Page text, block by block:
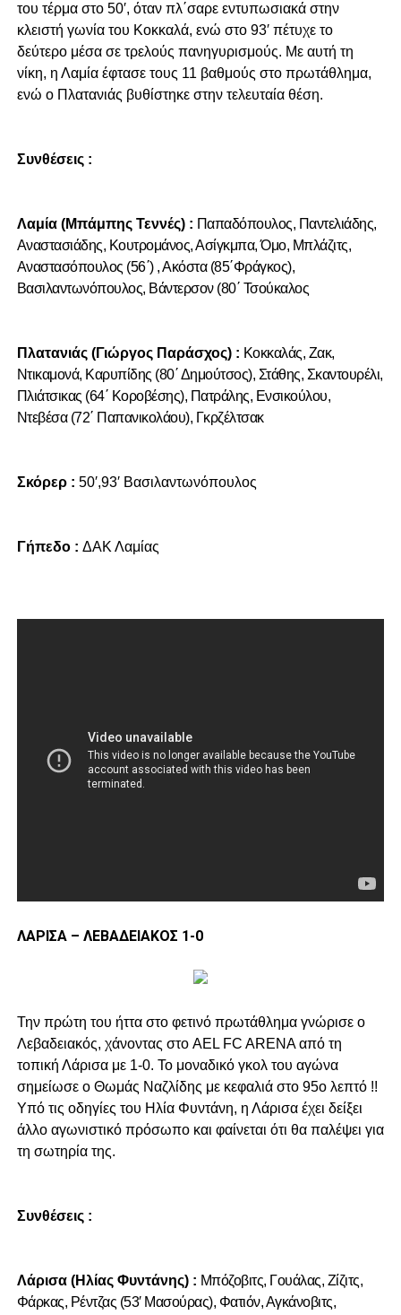
του τέρμα στο 50′, όταν πλ΄σαρε εντυπωσιακά στην
κλειστή γωνία του Κοκκαλά, ενώ στο 93′ πέτυχε το
δεύτερο μέσα σε τρελούς πανηγυρισμούς. Με αυτή τη
νίκη, η Λαμία έφτασε τους 11 βαθμούς στο πρωτάθλημα,
ενώ ο Πλατανιάς βυθίστηκε στην τελευταία θέση.
Συνθέσεις :
Λαμία (Μπάμπης Τεννές) : Παπαδόπουλος, Παντελιάδης,
Αναστασιάδης, Κουτρομάνος, Ασίγκμπα, Όμο, Μπλάζιτς,
Αναστασόπουλος (56΄) , Ακόστα (85΄Φράγκος),
Βασιλαντωνόπουλος, Βάντερσον (80΄ Τσούκαλος
Πλατανιάς (Γιώργος Παράσχος) : Κοκκαλάς, Ζακ,
Ντικαμονά, Καρυπίδης (80΄ Δημούτσος), Στάθης, Σκαντουρέλι,
Πλιάτσικας (64΄ Κοροβέσης), Πατράλης, Ενσικούλου,
Ντεβέσα (72΄ Παπανικολάου), Γκρζέλτσακ
Σκόρερ : 50′,93′ Βασιλαντωνόπουλος
Γήπεδο : ΔΑΚ Λαμίας
ΛΑΡΙΣΑ – ΛΕΒΑΔΕΙΑΚΟΣ 1-0
Την πρώτη του ήττα στο φετινό πρωτάθλημα γνώρισε ο
Λεβαδειακός, χάνοντας στο AEL FC ARENA από τη
τοπική Λάρισα με 1-0. Το μοναδικό γκολ του αγώνα
σημείωσε ο Θωμάς Ναζλίδης με κεφαλιά στο 95ο λεπτό !!
Υπό τις οδηγίες του Ηλία Φυντάνη, η Λάρισα έχει δείξει
άλλο αγωνιστικό πρόσωπο και φαίνεται ότι θα παλέψει για
τη σωτηρία της.
Συνθέσεις :
Λάρισα (Ηλίας Φυντάνης) : Μπόζοβιτς, Γουάλας, Ζίζιτς,
Φάρκας, Ρέντζας (53′ Μασούρας), Φατιόν, Αγκάνοβιτς,